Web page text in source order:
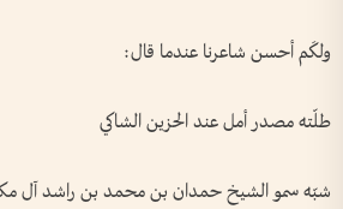
ولكَم أحسن شاعرنا عندما قال:
طلّته مصدر أمل عند الحزين الشاكي
شبّه سمو الشيخ حمدان بن محمد بن راشد آل